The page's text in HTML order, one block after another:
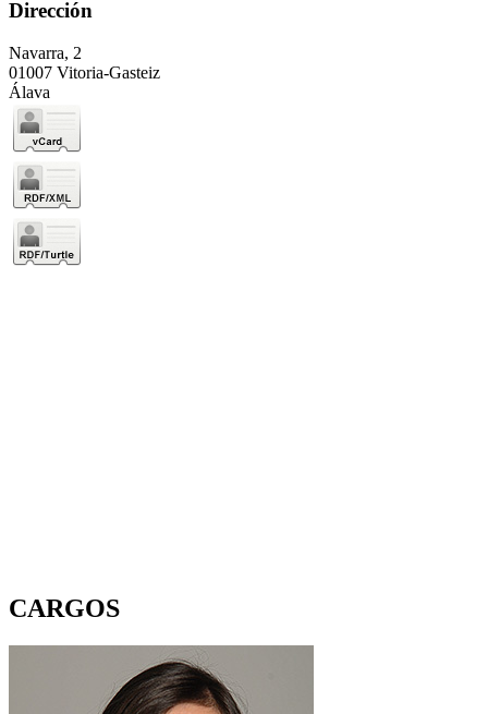
Dirección
Navarra, 2
01007 Vitoria-Gasteiz
Álava
CARGOS